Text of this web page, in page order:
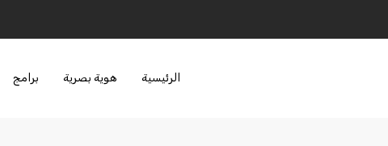
الرئيسية هوية بصرية برامج